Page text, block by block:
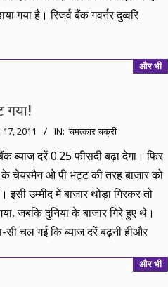
गया है। रिजर्व बैंक गवर्नर दुव्वरि
और भी
गया!
17, 2011 IN: चमत्कार चक्री
ब्याज दरें 0.25 फीसदी बढ़ा देगा। फिर
ओ पी भट्ट की तरह बाजार को
इसी उम्मीद में बाजार थोड़ा गिरकर तो
जबकि दुनिया के बाजार गिरे हुए थे।
चल गई कि ब्याज दरें बढ़नी हीऔर
और भी